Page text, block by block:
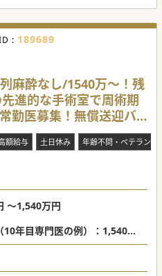
）であります。
: 189689
麻酔なし/1540万〜！残
進的な手術室で周術期
勤医募集！無償送迎バス
額給与 土日休み 年齢不問・ベテラン歓
～1,540万円
10年目専門医の例）：1,540万
年目専門医の例）：1,350万
件の約87％支給）